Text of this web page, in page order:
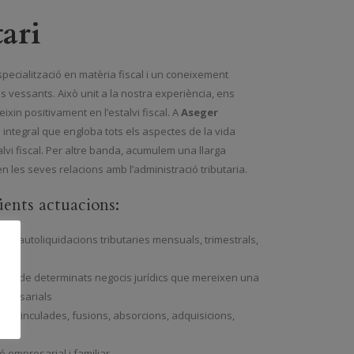
en matèria fiscal i un coneixement
Això unit a la nostra experiència, ens
positivament en l’estalvi fiscal. AAseger
integral que engloba tots els aspectes de la vida
fiscal. Per altre banda, acumulem una llarga
les seves relacions amb l’administració tributaria.
actuacions:
autoliquidacions tributaries mensuals, trimestrals,
de determinats negocis jurídics que mereixen una
vinculades, fusions, absorcions, adquisicions,